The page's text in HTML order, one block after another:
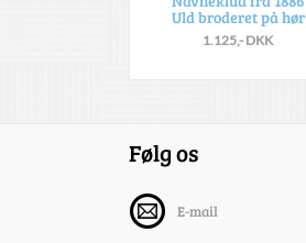
Uld broderet på hør
1.125,- DKK
Følg os
E-mail